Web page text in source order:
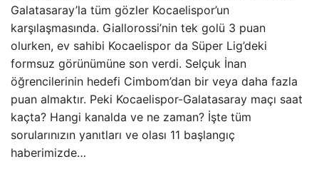
Galatasaray’la tüm gözler Kocaelispor’un
karşılaşmasında. Giallorossi’nin tek golü 3 puan
olurken, ev sahibi Kocaelispor da Süper Lig’deki
formsuz görünümüne son verdi. Selçuk İnan
öğrencilerinin hedefi Cimbom’dan bir veya daha fazla
puan almaktır. Peki Kocaelispor-Galatasaray maçı saat
kaçta? Hangi kanalda ve ne zaman? İşte tüm
sorularınızın yanıtları ve olası 11 başlangıç ​​
haberimizde…